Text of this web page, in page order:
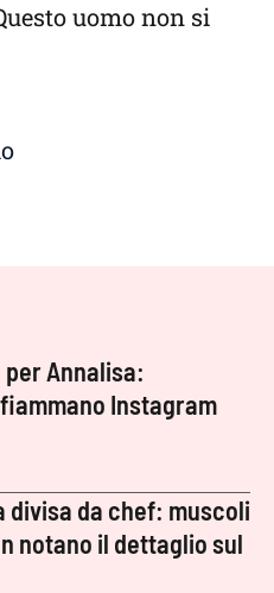
uomo non si
Annalisa:
Instagram
divisa da chef: muscoli
notano il dettaglio sul